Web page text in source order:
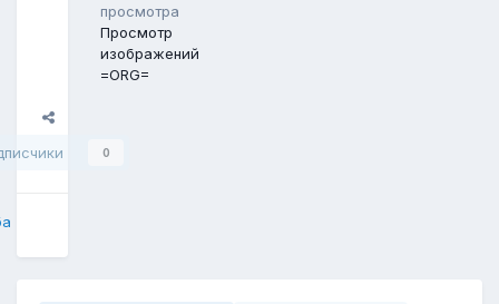
просмотра
Просмотр
изображений
=ORG=
0